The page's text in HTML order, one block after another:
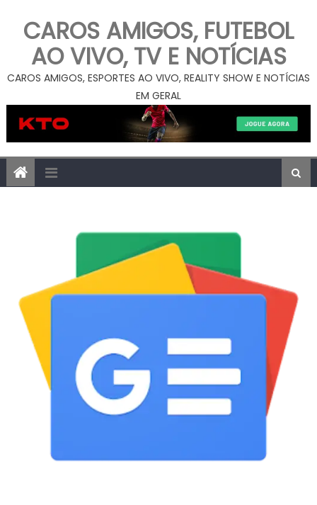
CAROS AMIGOS, FUTEBOL
AO VIVO, TV E NOTÍCIAS
CAROS AMIGOS, ESPORTES AO VIVO, REALITY SHOW E NOTÍCIAS
EM GERAL